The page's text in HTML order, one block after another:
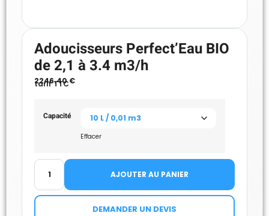
Adoucisseurs Perfect’Eau BIO
de 2,1 à 3.4 m3/h
2246.40€
tarif TTC
Capacité
Effacer
AJOUTER AU PANIER
DEMANDER UN DEVIS